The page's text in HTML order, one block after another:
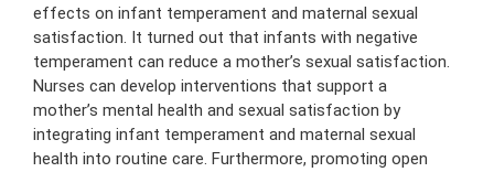
effects on infant temperament and maternal sexual
satisfaction. It turned out that infants with negative
temperament can reduce a mother’s sexual satisfaction.
Nurses can develop interventions that support a
mother’s mental health and sexual satisfaction by
integrating infant temperament and maternal sexual
health into routine care. Furthermore, promoting open